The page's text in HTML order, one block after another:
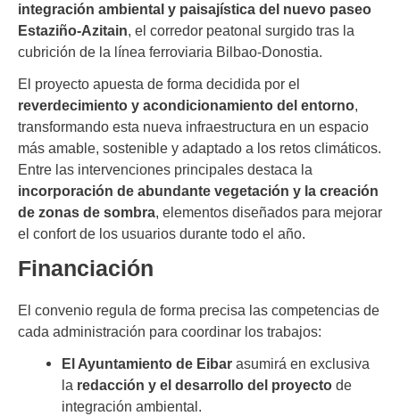
integración ambiental y paisajística del nuevo paseo
Estaziño-Azitain, el corredor peatonal surgido tras la
cubrición de la línea ferroviaria Bilbao-Donostia.
El proyecto apuesta de forma decidida por el
reverdecimiento y acondicionamiento del entorno,
transformando esta nueva infraestructura en un espacio
más amable, sostenible y adaptado a los retos climáticos.
Entre las intervenciones principales destaca la
incorporación de abundante vegetación y la creación
de zonas de sombra, elementos diseñados para mejorar
el confort de los usuarios durante todo el año.
Financiación
El convenio regula de forma precisa las competencias de
cada administración para coordinar los trabajos:
El Ayuntamiento de Eibar asumirá en exclusiva
la redacción y el desarrollo del proyecto de
integración ambiental.